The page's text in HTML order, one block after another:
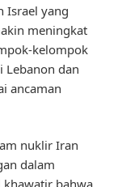
Israel yang
meningkat
kelompok
Lebanon dan
ancaman
nuklir Iran
dalam